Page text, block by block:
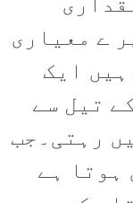
ے معیاری
ایک
تیل سے
رہتی۔جب
ہوتا ہے